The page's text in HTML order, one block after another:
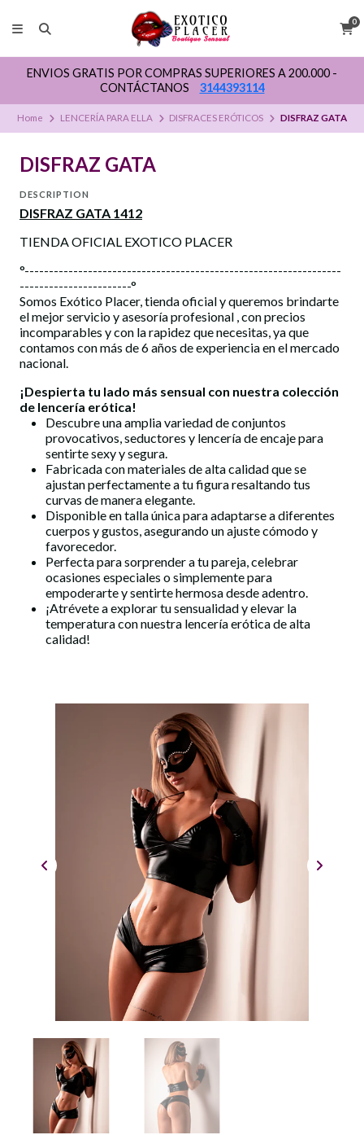
0
ENVIOS GRATIS POR COMPRAS SUPERIORES A 200.000 -
CONTÁCTANOS
3144393114
Home LENCERÍA PARA ELLA DISFRACES ERÓTICOS DISFRAZ GATA
DISFRAZ GATA
DESCRIPTION
DISFRAZ GATA 1412
TIENDA OFICIAL EXOTICO PLACER
°-----------------------------------------------------------------
-----------------------°
Somos Exótico Placer, tienda oficial y queremos brindarte
el mejor servicio y asesoría profesional , con precios
incomparables y con la rapidez que necesitas, ya que
contamos con más de 6 años de experiencia en el mercado
nacional.
¡Despierta tu lado más sensual con nuestra colección
de lencería erótica!
Descubre una amplia variedad de conjuntos
provocativos, seductores y lencería de encaje para
sentirte sexy y segura.
Fabricada con materiales de alta calidad que se
ajustan perfectamente a tu figura resaltando tus
curvas de manera elegante.
Disponible en talla única para adaptarse a diferentes
cuerpos y gustos, asegurando un ajuste cómodo y
favorecedor.
Perfecta para sorprender a tu pareja, celebrar
ocasiones especiales o simplemente para
empoderarte y sentirte hermosa desde adentro.
¡Atrévete a explorar tu sensualidad y elevar la
temperatura con nuestra lencería eróticade alta
calidad!